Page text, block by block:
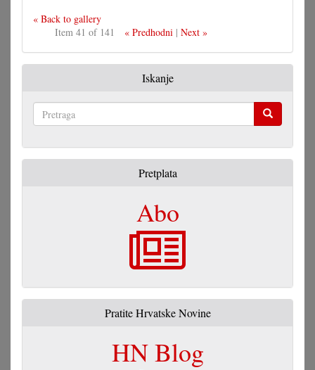
« Back to gallery
Item 41 of 141
« Predhodni| Next »
Iskanje
Pretplata
Abo
Pratite Hrvatske Novine
HN Blog